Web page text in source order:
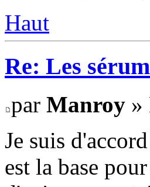
Haut
Re: Les
par Manroy »
Je suis
est la base